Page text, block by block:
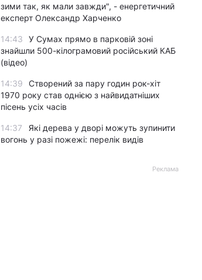
зими так, як мали завжди", - енергетичний
експерт Олександр Харченко
14:43
У Сумах прямо в парковій зоні
знайшли 500-кілограмовий російський КАБ
(відео)
14:39
Створений за пару годин рок-хіт
1970 року став однією з найвидатніших
пісень усіх часів
14:37
Які дерева у дворі можуть зупинити
вогонь у разі пожежі: перелік видів
Реклама